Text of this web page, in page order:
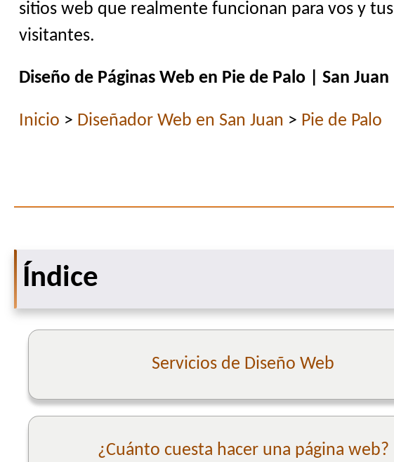
sitios web que realmente funcionan para vos y tus
visitantes.
Diseño de Páginas Web en Pie de Palo | San Juan
Inicio > Diseñador Web en San Juan > Pie de Palo
Índice
Servicios de Diseño Web
¿Cuánto cuesta hacer una página web?